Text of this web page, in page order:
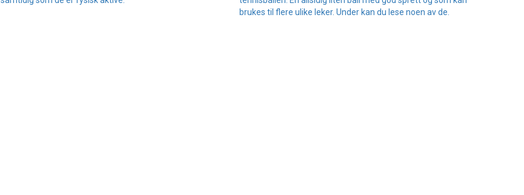
brukes til flere ulike leker. Under kan du lese noen av de.